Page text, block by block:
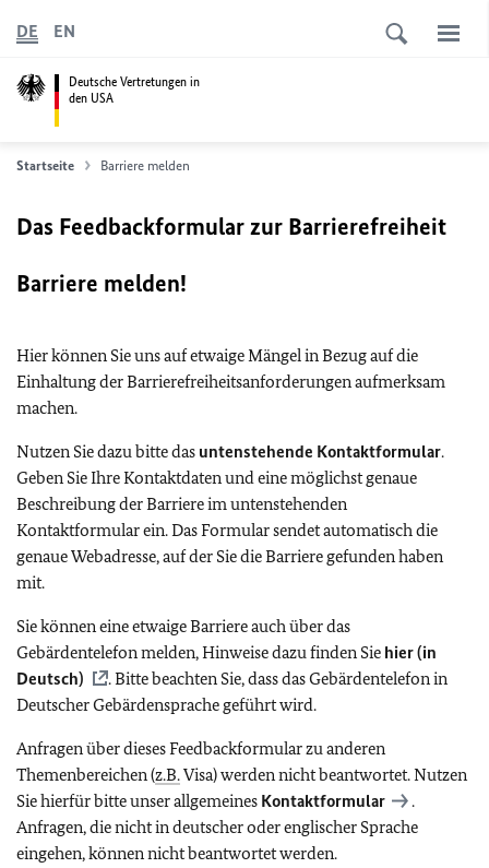
Deutsche Vertretungen in
den USA
DE EN
Startseite Barriere melden
Das Feedbackformular zur Barrierefreiheit
Barriere melden!
Hier können Sie uns auf etwaige Mängel in Bezug auf die
Einhaltung der Barrierefreiheitsanforderungen aufmerksam
machen.
Nutzen Sie dazu bitte das untenstehende Kontaktformular.
Geben Sie Ihre Kontaktdaten und eine möglichst genaue
Beschreibung der Barriere im untenstehenden
Kontaktformular ein. Das Formular sendet automatisch die
genaue Webadresse, auf der Sie die Barriere gefunden haben
mit.
Sie können eine etwaige Barriere auch über das
Gebärdentelefon melden, Hinweise dazu finden Sie hier (in
Deutsch)
. Bitte beachten Sie, dass das Gebärdentelefon in
Deutscher Gebärdensprache geführt wird.
Anfragen über dieses Feedbackformular zu anderen
Themenbereichen (z.B.Visa) werden nicht beantwortet. Nutzen
Sie hierfür bitte unser allgemeines Kontaktformular
.
Anfragen, die nicht in deutscher oder englischer Sprache
eingehen, können nicht beantwortet werden.